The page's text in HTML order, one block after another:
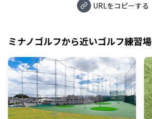
URLをコピーする
ミナノゴルフから近いゴルフ練習場